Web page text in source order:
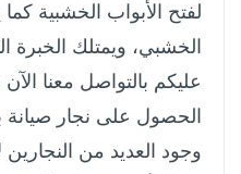
لفتح الأبواب الخشبية
عليكم بالتواصل معنا
الحصول على نجار
وجود العديد من